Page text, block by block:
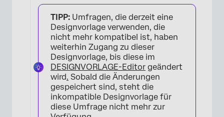
TIPP: Umfragen, die derzeit eine
Designvorlage verwenden, die
nicht mehr kompatibel ist, haben
weiterhin Zugang zu dieser
Designvorlage, bis diese im
DESIGNVORLAGE-Editor geändert
wird. Sobald die Änderungen
gespeichert sind, steht die
inkompatible Designvorlage für
diese Umfrage nicht mehr zur